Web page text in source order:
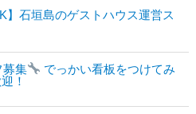
】石垣島のゲストハウス運営ス
募集
でっかい看板をつけてみ
！